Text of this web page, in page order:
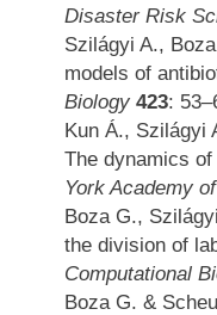
Disaster Risk
Szilágyi A.,
models of
Biology 423:
Kun Á., Szilágyi
The dynamics
York Academy
Boza G.,
the division of
Computational
Boza G. &